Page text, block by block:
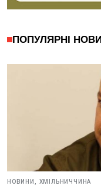
ПОПУЛЯРНІ
НОВИНИ, ХМІЛЬНИЧЧИНА